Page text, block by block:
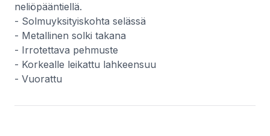
neliöpääntiellä.
- Solmuyksityiskohta selässä
- Metallinen solki takana
- Irrotettava pehmuste
- Korkealle leikattu lahkeensuu
- Vuorattu